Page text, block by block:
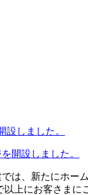
開設しました。
は、新たにホー
以上にお客さまに